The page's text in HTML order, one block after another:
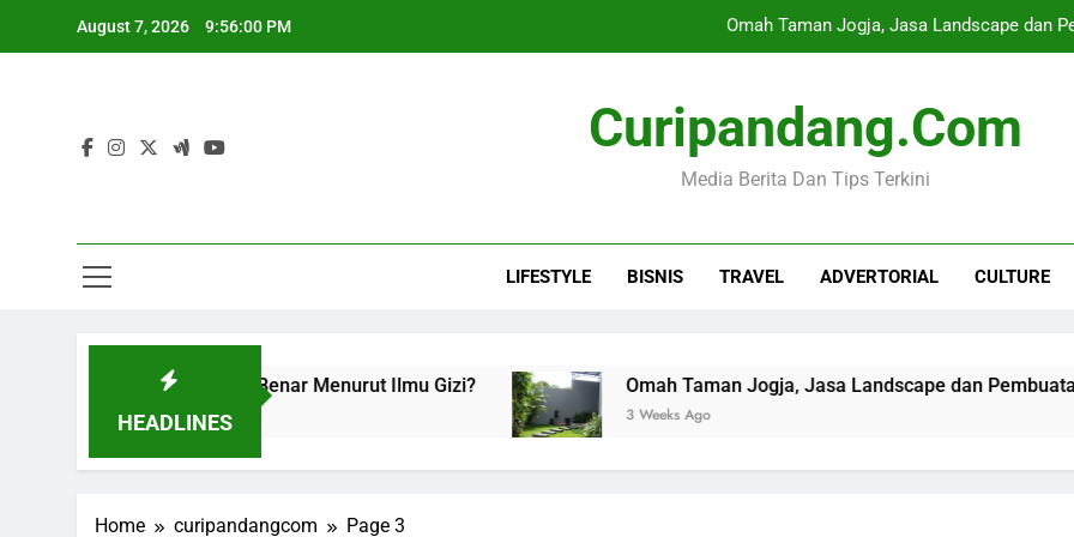
August 7, 2026 9:56:01 PM Omah Taman Jogja, Jasa Landscape dan
Butuh Sewa AC & Blower
Mitos vs Fakta Makanan Pelancar
Tips Memilih Layanan Nomor Virtual
Curipandang.com
Media Berita Dan Tips Terkini
LIFESTYLE BISNIS TRAVEL ADVERTORIAL CULTURE
HEADLINES
ASI: Mana yang Benar Menurut Ilmu Gizi? Omah Taman Jogja, Jasa Landscape dan Pembuatan
3 Weeks Ago
Home curipandangcom Page 3